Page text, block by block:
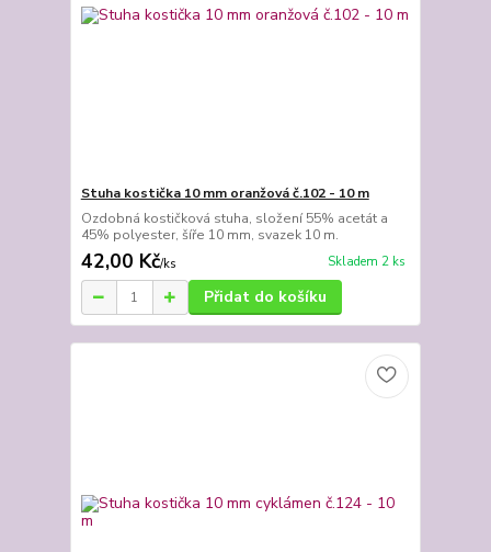
Stuha kostička 10 mm oranžová č.102 - 10 m
Ozdobná kostičková stuha, složení 55% acetát a
45% polyester, šíře 10 mm, svazek 10 m.
42,00 Kč/ks Skladem 2 ks
Přidat do košíku